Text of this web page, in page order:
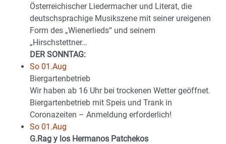
Österreichischer Liedermacher und Literat, die
deutschsprachige Musikszene mit seiner ureigenen
Form des „Wienerlieds“ und seinem
„Hirschstettner…
DER SONNTAG:
So 01.Aug
Biergartenbetrieb
Wir haben ab 16 Uhr bei trockenen Wetter geöffnet.
Biergartenbetrieb mit Speis und Trank in
Coronazeiten – Anmeldung erforderlich!
So 01.Aug
G.Rag y los Hermanos Patchekos